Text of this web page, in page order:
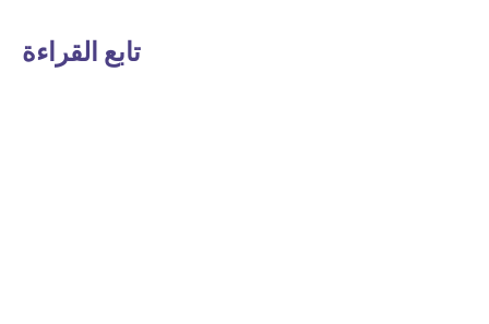
تابع القراءة